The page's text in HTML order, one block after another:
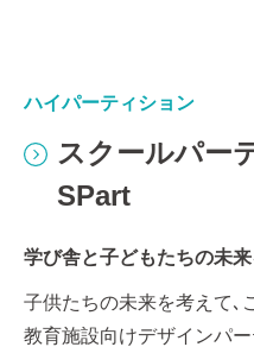
C－POD
サーバーラックの上部を
ドのエリアを分け、サー
オフィス内に「個」で働
C－POD
サーバーラックの上部を
ドのエリアを分け、サー
魅せながら空間を区切る
トイレパーティション
ユニバーサル
Dear-d
使いやすさを追求した、
「みんなにやさしい」ト
く、安全であることをコ
ハイパーティション
スクールパー
SPart
学び舎と子どもたちの未
子供たちの未来を考えて､
教育施設向けデザインパ
ハイパーティション
スチールパー
EUP-Synchron
スピーディーでベーシッ
切 (2027年4月末廃止予定
い。)
C－POD
サーバーラックの上部を
ドのエリアを分け、サー
遮音性能クラス№１の薄型
れています。
C－POD
サーバーラックの上部を
ドのエリアを分け、サー
機能性、意匠性を高い次
ドア商品
木製ハンギン
木製ドア
木製ならではの『安らぎ
住まいの雰囲気をやさし